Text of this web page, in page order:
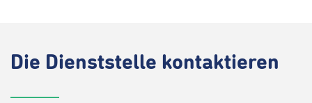
Die Dienststelle kontaktieren